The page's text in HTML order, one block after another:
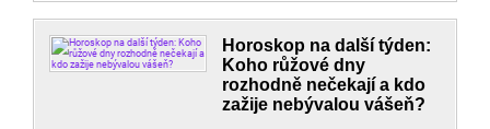
Horoskop na další týden:
Koho růžové dny
rozhodně nečekají a kdo
zažije nebývalou vášeň?